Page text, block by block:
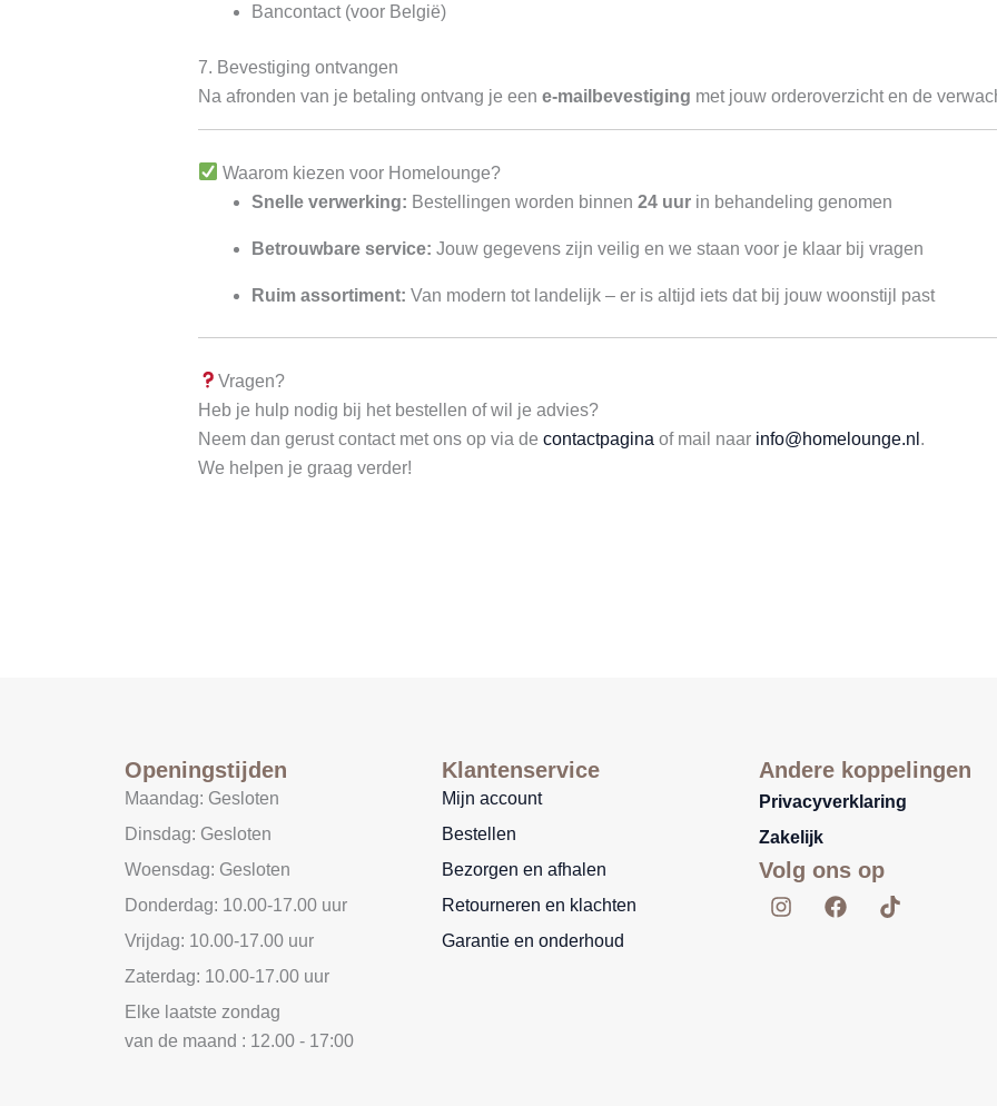
Bancontact (voor België)
7. Bevestiging ontvangen
Na afronden van je betaling ontvang je een e-mailbevestiging met jouw orderoverzicht en de
Waarom kiezen voor Homelounge?
Snelle verwerking: Bestellingen worden binnen 24 uurin behandeling genomen
Betrouwbare service: Jouw gegevens zijn veilig en we staan voor je klaar bij vragen
Ruim assortiment: Van modern tot landelijk – er is altijd iets dat bij jouw woonstijl past
Vragen?
Heb je hulp nodig bij het bestellen of wil je advies?
Neem dan gerust contact met ons op via de contactpagina of mail naar info@homelounge.nl .
We helpen je graag verder!
Openingstijden
Maandag: Gesloten
Dinsdag: Gesloten
Woensdag: Gesloten
Donderdag: 10.00-17.00 uur
Vrijdag: 10.00-17.00 uur
Zaterdag: 10.00-17.00 uur
Elke laatste zondag
van de maand : 12.00 - 17:00
Klantenservice
Mijn account
Bestellen
Bezorgen en afhalen
Retourneren en klachten
Garantie en onderhoud
Andere koppelingen
Privacyverklaring
Zakelijk
Volg ons op
I
n
F
a
T
i